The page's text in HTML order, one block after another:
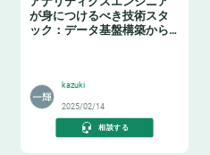
が身につけるべき技術スタ
ック：データ基盤構築からBI
kazuki
2025/02/14
相談する